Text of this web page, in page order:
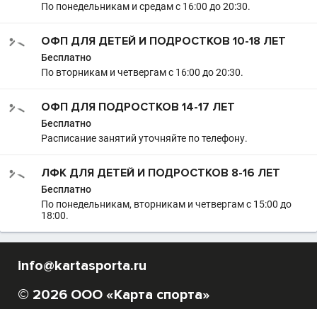
По понедельникам и средам с 16:00 до 20:30.
ОФП ДЛЯ ДЕТЕЙ И ПОДРОСТКОВ 10-18 ЛЕТ
Бесплатно
По вторникам и четвергам с 16:00 до 20:30.
ОФП ДЛЯ ПОДРОСТКОВ 14-17 ЛЕТ
Бесплатно
Расписание занятий уточняйте по телефону.
ЛФК ДЛЯ ДЕТЕЙ И ПОДРОСТКОВ 8-16 ЛЕТ
Бесплатно
По понедельникам, вторникам и четвергам с 15:00 до
18:00.
info@kartasporta.ru
© 2026 ООО «Карта спорта»